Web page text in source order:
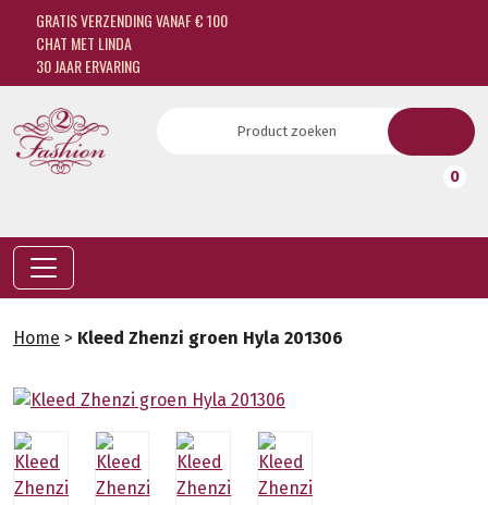
GRATIS VERZENDING VANAF € 100
CHAT MET LINDA
30 JAAR ERVARING
0
Home > Kleed Zhenzi groen Hyla 201306